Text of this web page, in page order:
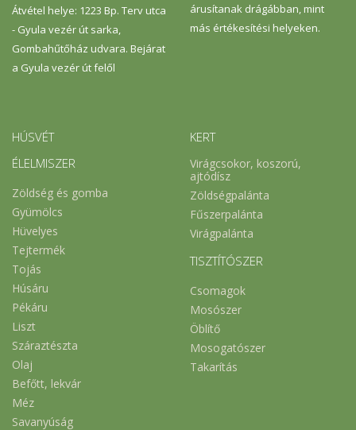
Átvétel helye: 1223 Bp. Terv utca
- Gyula vezér út sarka,
Gombahűtőház udvara. Bejárat
a Gyula vezér út felől
árusítanak drágábban, mint
más értékesítési helyeken.
HÚSVÉT
ÉLELMISZER
Zöldség és gomba
Gyümölcs
Hüvelyes
Tejtermék
Tojás
Húsáru
Pékáru
Liszt
Száraztészta
Olaj
Befőtt, lekvár
Méz
Savanyúság
KERT
Virágcsokor, koszorú,
ajtódísz
Zöldségpalánta
Fűszerpalánta
Virágpalánta
TISZTÍTÓSZER
Csomagok
Mosószer
Öblítő
Mosogatószer
Takarítás